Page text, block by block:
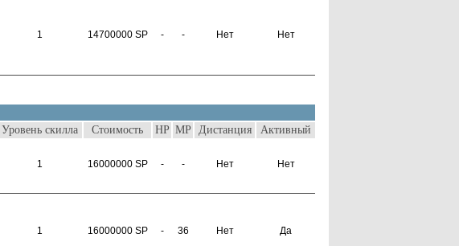
1 14700000 SP - - Нет Нет
Уровень скилла Стоимость HP MP Дистанция Активный
1 16000000 SP - - Нет Нет
1 16000000 SP - 36 Нет Да